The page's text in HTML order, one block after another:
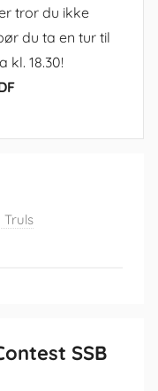
tror du ikke
du ta en tur til
kl. 18.30!
Truls
SSB